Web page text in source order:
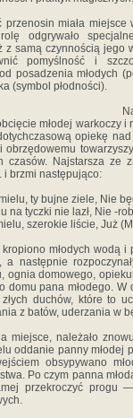
przenosin miała
odgrywało
z samą czynnością je­go
pomyślność i
posadzenia młodych
(symbol płod­ności).
młodej warkoczy
opiekę
obrzędowemu
czasów. Najstarsza ze
i brzmi następująco:
ty bujne ziele, Nie
na tyczki nie lazł, Nie -
szerokie liście, Już
młodych wodą
a następnie
ognia domowego,
domu pana młode­go. W
duchów, które to
z batów, uderzania w
miejsce, należało
oddanie panny młodej
obsy­pywano
Po czym panna
przekroczyć progu